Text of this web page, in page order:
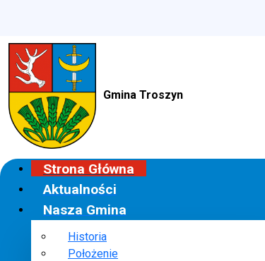
Gmina Troszyn
Strona Główna
Aktualności
Nasza Gmina
Historia
Położenie